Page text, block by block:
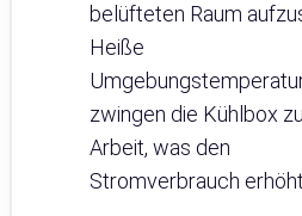
belüfteten Raum
Heiße
zwingen die Kühlbox
Arbeit, was den
Stromverbrauch